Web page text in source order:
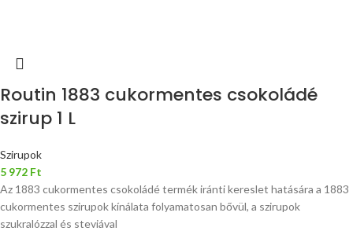
Routin 1883 cukormentes csokoládé
szirup 1 L
Szirupok
5 972 Ft
Az 1883 cukormentes csokoládé termék iránti kereslet hatására a 1883
cukormentes szirupok kínálata folyamatosan bővül, a szirupok
szukralózzal és steviával